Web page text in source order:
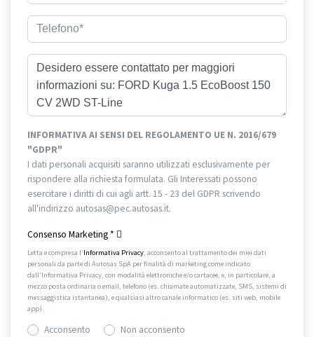
INFORMATIVA AI SENSI DEL REGOLAMENTO UE N. 2016/679
"GDPR"
I dati personali acquisiti saranno utilizzati esclusivamente per
rispondere alla richiesta formulata. Gli Interessati possono
esercitare i diritti di cui agli artt. 15 - 23 del GDPR scrivendo
all'indirizzo autosas@pec.autosas.it.
Consenso Marketing *
Letta e compresa l’Informativa Privacy, acconsento al trattamento dei miei dati
personali da parte di Autosas SpA per finalità di marketing come indicato
dall’Informativa Privacy, con modalità elettroniche e/o cartacee, e, in particolare, a
mezzo posta ordinaria o email, telefono (es. chiamate automatizzate, SMS, sistemi di
messaggistica istantanea), e qualsiasi altro canale informatico (es. siti web, mobile
app).
Acconsento Non acconsento